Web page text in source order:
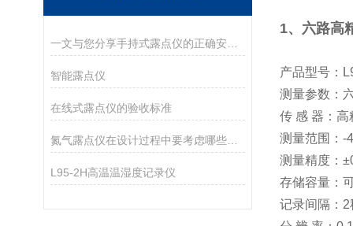
一文与您分享手持式露点仪的正确安装方法
智能露点仪
在线式露点仪的验收标准
氮气露点仪在设计过程中要考虑哪些因素？
L95-2H高温温湿度记录仪
1、 六路高
产品型号：
测量参数：
传 感 器：
测量范围：
测量精度：
存储容量：
记录间隔：